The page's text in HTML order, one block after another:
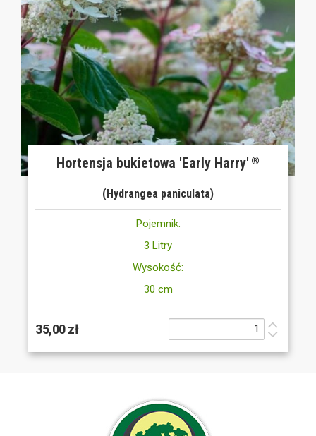
Hortensja bukietowa 'Early Harry' ®
(Hydrangea paniculata)
Pojemnik:
3 Litry
Wysokość:
30 cm
35,00 zł